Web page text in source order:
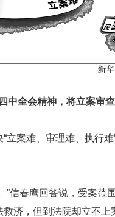
中全会精神，将立案审
案难、审理难、执行难
春鹰回答说，受案范
济，但到法院却立不上